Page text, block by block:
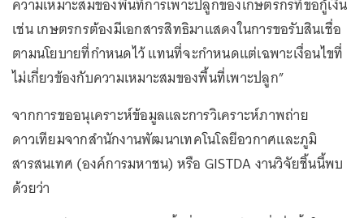
ความเหมาะสมของพื้นที่การเพาะปลูกของเกษตรกรที่ขอกู้เงิน
เช่น เกษตรกรต้องมีเอกสารสิทธิมาแสดงในการขอรับสินเชื่อ
ตามนโยบายที่กำหนดไว้ แทนที่จะกำหนดแต่เฉพาะเงื่อนไขที่
ไม่เกี่ยวข้องกับความเหมาะสมของพื้นที่เพาะปลูก”
จากการขออนุเคราะห์ข้อมูลและการวิเคราะห์ภาพถ่าย
ดาวเทียมจากสำนักงานพัฒนาเทคโนโลยีอวกาศและภูมิ
สารสนเทศ (องค์การมหาชน) หรือ GISTDA งานวิจัยชิ้นนี้พบ
ด้วยว่า